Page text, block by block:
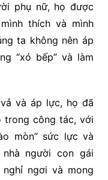
phụ nữ, họ được
thích và mình
ta không nên áp
“xó bếp” và làm
và áp lực, họ đã
trong công tác, với
mòn” sức lực và
người con gái
ngơi và mong